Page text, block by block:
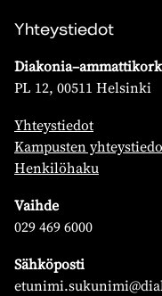
Yhteystiedot
PL 12, 00511 Helsinki
Yhteystiedot
Kampusten
Henkilöhaku
Vaihde
029 469 6000
Sähköposti